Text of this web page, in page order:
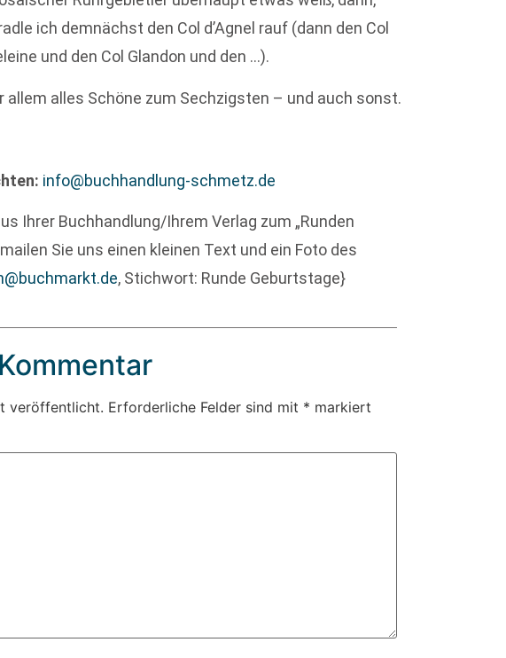
ich demnächst den Col d’Agnel rauf (dann den Col
und den Col Glandon und den …).
allem alles Schöne zum Sechzigsten – und auch sonst.
info@buchhandlung-schmetz.de
Ihrer Buchhandlung/Ihrem Verlag zum „Runden
Sie uns einen kleinen Text und ein Foto des
, Stichwort: Runde Geburtstage}
veröffentlicht. Erforderliche Felder sind mit * markiert